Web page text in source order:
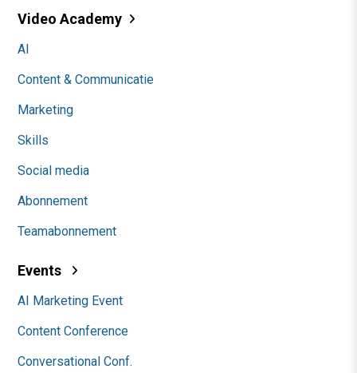
Video Academy
AI
Content & Communicatie
Marketing
Skills
Social media
Abonnement
Teamabonnement
Events
AI Marketing Event
Content Conference
Conversational Conf.